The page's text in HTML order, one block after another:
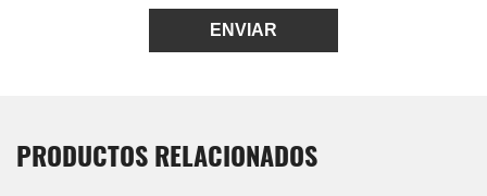
ENVIAR
PRODUCTOS RELACIONADOS